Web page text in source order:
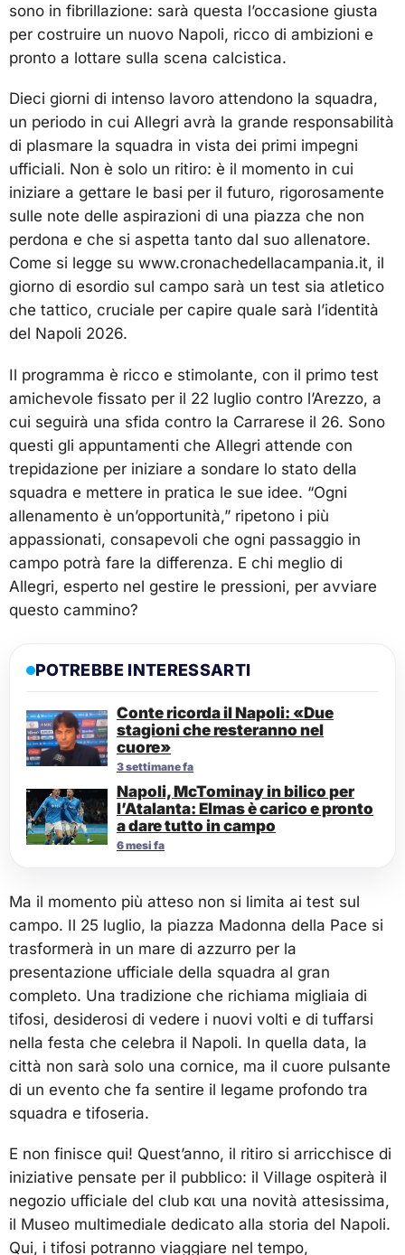
sono in fibrillazione: sarà questa l’occasione giusta
per costruire un nuovo Napoli, ricco di ambizioni e
pronto a lottare sulla scena calcistica.
Dieci giorni di intenso lavoro attendono la squadra,
un periodo in cui Allegri avrà la grande responsabilità
di plasmare la squadra in vista dei primi impegni
ufficiali. Non è solo un ritiro: è il momento in cui
iniziare a gettare le basi per il futuro, rigorosamente
sulle note delle aspirazioni di una piazza che non
perdona e che si aspetta tanto dal suo allenatore.
Come si legge su www.cronachedellacampania.it, il
giorno di esordio sul campo sarà un test sia atletico
che tattico, cruciale per capire quale sarà l’identità
del Napoli 2026.
Il programma è ricco e stimolante, con il primo test
amichevole fissato per il 22 luglio contro l’Arezzo, a
cui seguirà una sfida contro la Carrarese il 26. Sono
questi gli appuntamenti che Allegri attende con
trepidazione per iniziare a sondare lo stato della
squadra e mettere in pratica le sue idee. “Ogni
allenamento è un’opportunità,” ripetono i più
appassionati, consapevoli che ogni passaggio in
campo potrà fare la differenza. E chi meglio di
Allegri, esperto nel gestire le pressioni, per avviare
questo cammino?
POTREBBE INTERESSARTI
Conte ricorda il Napoli: «Due
stagioni che resteranno nel
cuore»
3 settimane fa
Napoli, McTominay in bilico per
l’Atalanta: Elmas è carico e pronto
a dare tutto in campo
6 mesi fa
Ma il momento più atteso non si limita ai test sul
campo. Il 25 luglio, la piazza Madonna della Pace si
trasformerà in un mare di azzurro per la
presentazione ufficiale della squadra al gran
completo. Una tradizione che richiama migliaia di
tifosi, desiderosi di vedere i nuovi volti e di tuffarsi
nella festa che celebra il Napoli. In quella data, la
città non sarà solo una cornice, ma il cuore pulsante
di un evento che fa sentire il legame profondo tra
squadra e tifoseria.
E non finisce qui! Quest’anno, il ritiro si arricchisce di
iniziative pensate per il pubblico: il Village ospiterà il
negozio ufficiale del club και una novità attesissima,
il Museo multimediale dedicato alla storia del Napoli.
Qui, i tifosi potranno viaggiare nel tempo,